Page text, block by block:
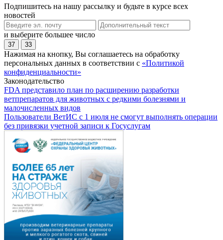
Подпишитесь на нашу рассылку и будьте в курсе всех
новостей
и выберите большее число
37 33
Нажимая на кнопку, Вы соглашаетесь на обработку
персональных данных в соответствии с «Политикой
конфиденциальности»
Законодательство
FDA представило план по расширению разработки
ветпрепаратов для животных с редкими болезнями и
малочисленных видов
Пользователи ВетИС с 1 июля не смогут выполнять операции
без привязки учетной записи к Госуслугам